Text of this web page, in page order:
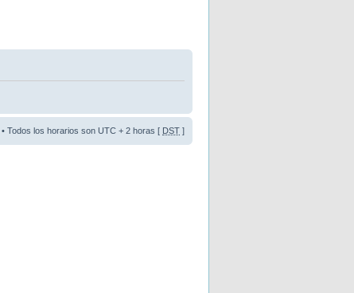
• Todos los horarios son UTC + 2 horas [ DST ]